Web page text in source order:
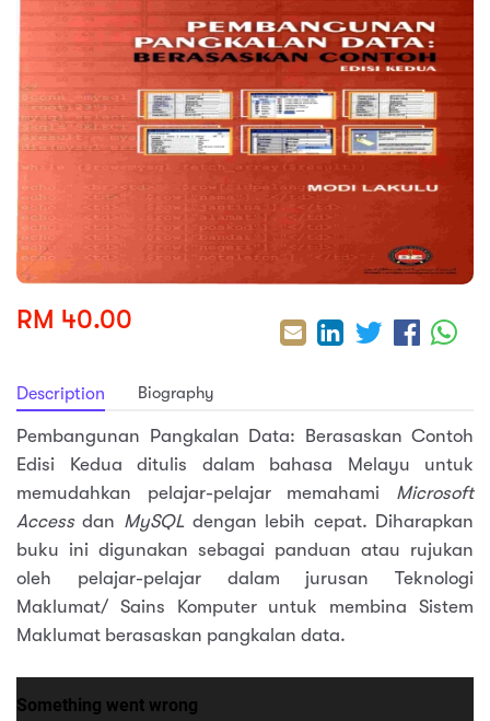
5
4
(SJKT)
& Spirituality
RM 40.00
Description Biography
Pembangunan Pangkalan Data: Berasaskan Contoh
Edisi Kedua ditulis dalam bahasa Melayu untuk
memudahkan pelajar-pelajar memahami Microsoft
Accessdan MySQLdengan lebih cepat. Diharapkan
buku ini digunakan sebagai panduan atau rujukan
oleh pelajar-pelajar dalam jurusan Teknologi
Maklumat/ Sains Komputer untuk membina Sistem
Maklumat berasaskan pangkalan data.